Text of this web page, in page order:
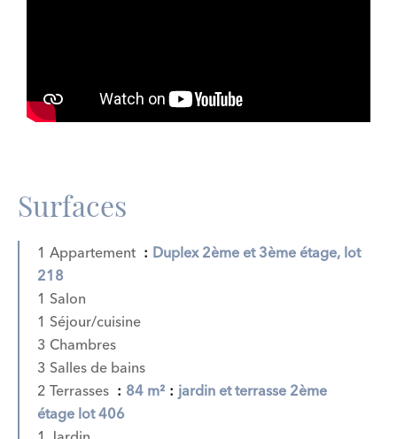
Surfaces
1 Appartement
Duplex 2ème et 3ème étage, lot
218
1 Salon
1 Séjour/cuisine
3 Chambres
3 Salles de bains
2 Terrasses
84 m²
jardin et terrasse 2ème
étage lot 406